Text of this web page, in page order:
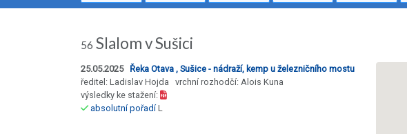
56 Slalom v Sušici
25.05.2025 Řeka Otava , Sušice - nádraží, kemp u železničního mostu
ředitel: Ladislav Hojda vrchní rozhodčí: Alois Kuna
výsledky ke stažení:
absolutní pořadíL